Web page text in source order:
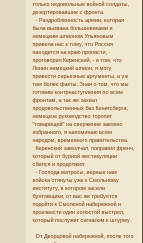
только недовольные войной солдаты,
дезертировавшие с фронта.
- Раздробленность армии, которая
была вызвана большевиками и
немецким шпионом Ульяновым
привела нас к тому, что Россия
находится на краю пропасти, -
проговорил Керенский, - в том, что
Ленин немецкий шпион, я могу
привести серьезные аргументы, а уж
тем более факты. Зная о том, что мы
готовим контрнаступления по всем
фронтам, а так же захват
продовольственных баз Кенигсберга,
немецкое руководство торопит
"товарищей" на свержение законно
избранного, я напоминаю всем
народом, временного правительства.
Керенский замолчал, поправил френч,
который от бурной жестикуляции
сбился и продолжил:
- Господа матросы, верные нам
войска стянуты уже к Смольному
институту, в котором засели
бунтовщики, от вас же требуется
подойти к Смоленой набережной и
произвести один холостой выстрел,
который послужит сигналом к штурму.
От Дворцовой набережной, после того